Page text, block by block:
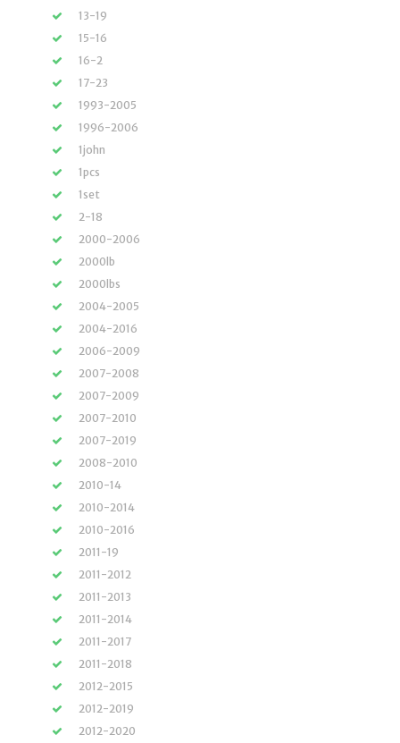
13-19
15-16
16-2
17-23
1993-2005
1996-2006
1john
1pcs
1set
2-18
2000-2006
2000lb
2000lbs
2004-2005
2004-2016
2006-2009
2007-2008
2007-2009
2007-2010
2007-2019
2008-2010
2010-14
2010-2014
2010-2016
2011-19
2011-2012
2011-2013
2011-2014
2011-2017
2011-2018
2012-2015
2012-2019
2012-2020